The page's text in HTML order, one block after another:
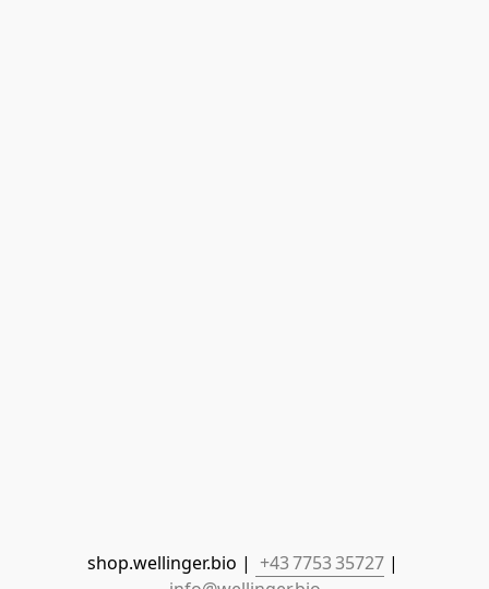
shop.wellinger.bio | +43 7753 35727